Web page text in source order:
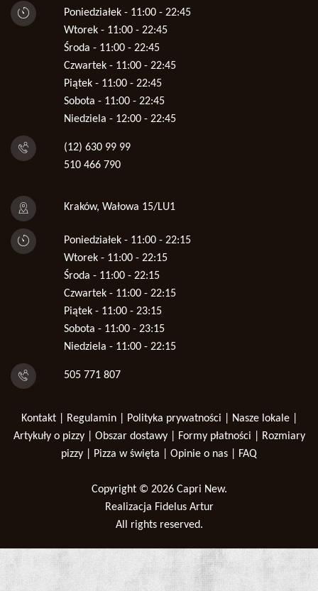
Poniedziałek - 11:00 - 22:45
Wtorek - 11:00 - 22:45
Środa - 11:00 - 22:45
Czwartek - 11:00 - 22:45
Piątek - 11:00 - 22:45
Sobota - 11:00 - 22:45
Niedziela - 12:00 - 22:45
(12) 630 99 99
510 466 790
Kraków, Wałowa 15/LU1
Poniedziałek - 11:00 - 22:15
Wtorek - 11:00 - 22:15
Środa - 11:00 - 22:15
Czwartek - 11:00 - 22:15
Piątek - 11:00 - 23:15
Sobota - 11:00 - 23:15
Niedziela - 11:00 - 22:15
505 771 807
Kontakt| Regulamin| Polityka prywatności Nasze lokale|
Artykuły o pizzy| Obszar dostawy| Formy płatności
Rozmiary
pizzy
Pizza w święta Opinie o nas FAQ
Copyright © 2026 Capri New.
Realizacja Fidelus Artur
All rights reserved.